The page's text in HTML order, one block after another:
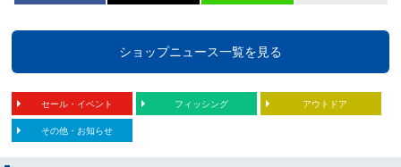
ショップニュース一覧を見る
セール・イベント フィッシング アウトドア
その他・お知らせ